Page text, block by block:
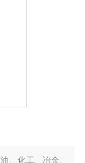
、化工、冶金、